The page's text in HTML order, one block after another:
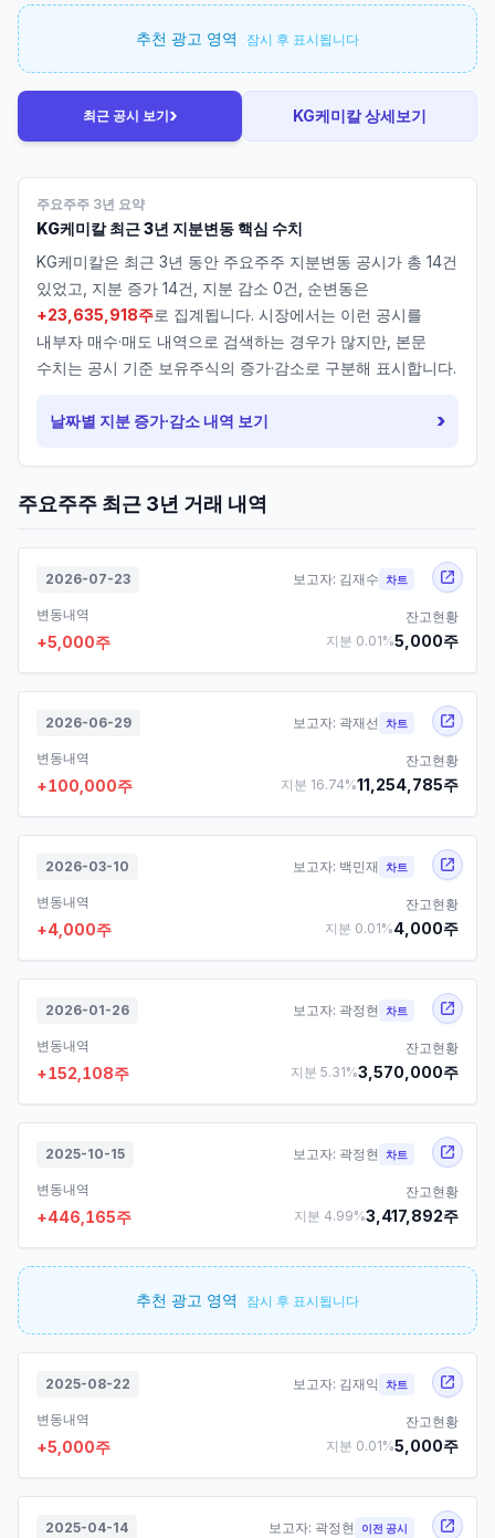
추천 광고 영역 잠시 후 표시됩니다
최근 공시 보기› KG케미칼상세보기
주요주주 3년 요약
KG케미칼최근 3년 지분변동 핵심 수치
KG케미칼은 최근 3년 동안 주요주주 지분변동 공시가 총 14건
있었고, 지분 증가 14건, 지분 감소 0건, 순변동은
+23,635,918주로 집계됩니다. 시장에서는 이런 공시를
내부자 매수·매도 내역으로 검색하는 경우가 많지만, 본문
수치는 공시 기준 보유주식의 증가·감소로 구분해 표시합니다.
날짜별 지분 증가·감소 내역 보기 ›
주요주주 최근 3년 거래 내역
2026-07-23 보고자: 김재수 차트
변동내역
+5,000주
잔고현황
지분 0.01%5,000주
2026-06-29 보고자: 곽재선 차트
변동내역
+100,000주
잔고현황
지분 16.74%11,254,785주
2026-03-10 보고자: 백민재 차트
변동내역
+4,000주
잔고현황
지분 0.01%4,000주
2026-01-26 보고자: 곽정현 차트
변동내역
+152,108주
잔고현황
지분 5.31%3,570,000주
2025-10-15 보고자: 곽정현 차트
변동내역
+446,165주
잔고현황
지분 4.99%3,417,892주
추천 광고 영역 잠시 후 표시됩니다
2025-08-22 보고자: 김재익 차트
변동내역
+5,000주
잔고현황
지분 0.01%5,000주
2025-04-14 보고자: 곽정현 이전 공시